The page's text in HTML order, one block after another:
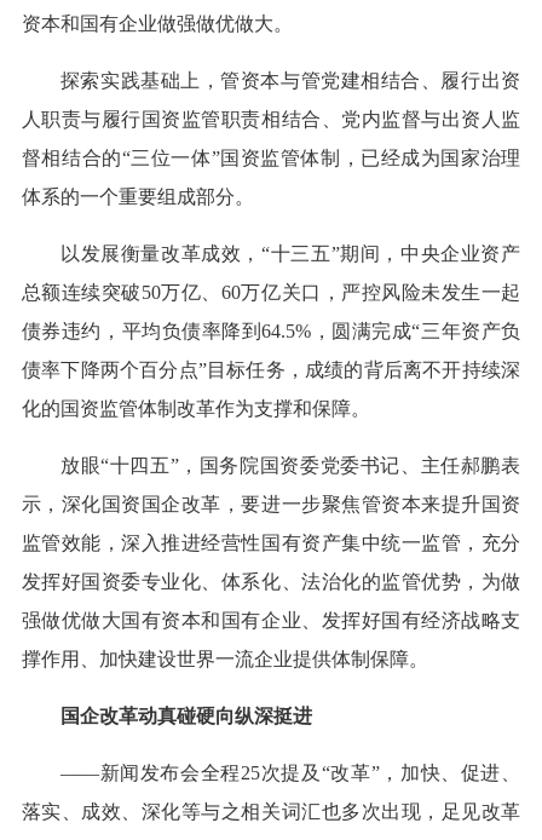
资本和国有企业做强做优做大。
探索实践基础上，管资本与管党建相结合、履行出资
人职责与履行国资监管职责相结合、党内监督与出资人监
督相结合的“三位一体”国资监管体制，已经成为国家治理
体系的一个重要组成部分。
以发展衡量改革成效，“十三五”期间，中央企业资产
总额连续突破50万亿、60万亿关口，严控风险未发生一起
债券违约，平均负债率降到64.5%，圆满完成“三年资产负
债率下降两个百分点”目标任务，成绩的背后离不开持续深
化的国资监管体制改革作为支撑和保障。
放眼“十四五”，国务院国资委党委书记、主任郝鹏表
示，深化国资国企改革，要进一步聚焦管资本来提升国资
监管效能，深入推进经营性国有资产集中统一监管，充分
发挥好国资委专业化、体系化、法治化的监管优势，为做
强做优做大国有资本和国有企业、发挥好国有经济战略支
撑作用、加快建设世界一流企业提供体制保障。
国企改革动真碰硬向纵深挺进
——新闻发布会全程25次提及“改革”，加快、促进、
落实、成效、深化等与之相关词汇也多次出现，足见改革